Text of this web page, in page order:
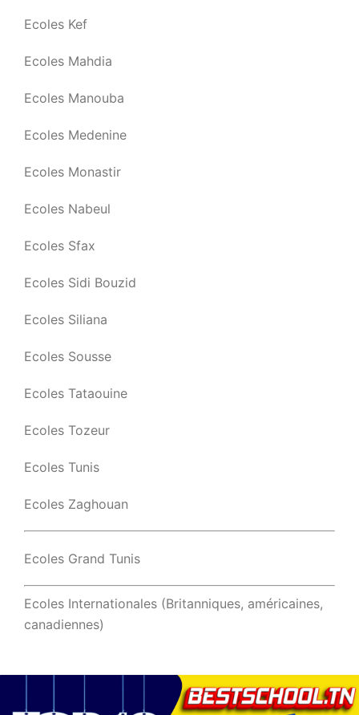
Ecoles Kef
Ecoles Mahdia
Ecoles Manouba
Ecoles Medenine
Ecoles Monastir
Ecoles Nabeul
Ecoles Sfax
Ecoles Sidi Bouzid
Ecoles Siliana
Ecoles Sousse
Ecoles Tataouine
Ecoles Tozeur
Ecoles Tunis
Ecoles Zaghouan
Ecoles Grand Tunis
Ecoles Internationales (Britanniques, américaines,
canadiennes)